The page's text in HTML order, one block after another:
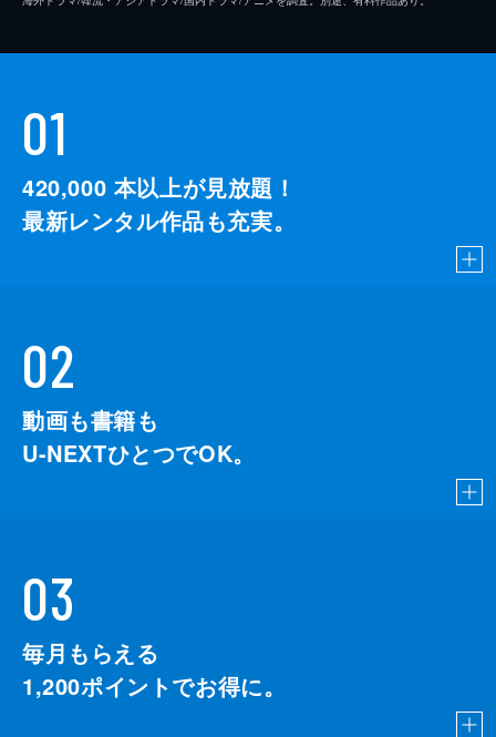
01
420,000 本以上が見放題！
最新レンタル作品も充実。
02
動画も書籍も
U-NEXTひとつでOK。
03
毎月もらえる
1,200ポイントでお得に。